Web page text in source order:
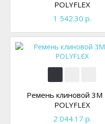
POLYFLEX
1 542.30 р.
Ремень клиновой 3M
POLYFLEX
2 044.17 р.